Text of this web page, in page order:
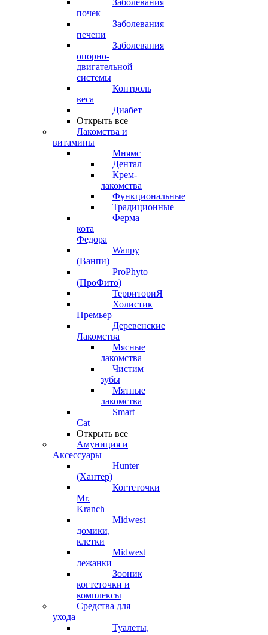
Заболевания
почек
Заболевания
печени
Заболевания
опорно-
двигательной
системы
Контроль
веса
Диабет
Открыть все
Лакомства и
витамины
Мнямс
Дентал
Крем-
лакомства
Функциональные
Традиционные
Ферма
кота
Федора
Wanpy
(Ванпи)
ProPhyto
(ПроФито)
ТерриториЯ
Холистик
Премьер
Деревенские
Лакомства
Мясные
лакомства
Чистим
зубы
Мятные
лакомства
Smart
Cat
Открыть все
Амуниция и
Аксессуары
Hunter
(Хантер)
Когтеточки
Mr.
Kranch
Midwest
домики,
клетки
Midwest
лежанки
Зооник
когтеточки и
комплексы
Средства для
ухода
Туалеты,